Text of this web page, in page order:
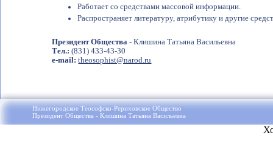
Работает со средствами массовой информации.
Распространяет литературу, атрибутику и другие
Президент Общества - Клишина Татьяна Васильевна
Тел.: (831) 433-43-30
e-mail: theosophist@narod.ru
Нижегородское Теософско-Рериховское Общество
Президент Общества - Клишина Татьяна Васильевна